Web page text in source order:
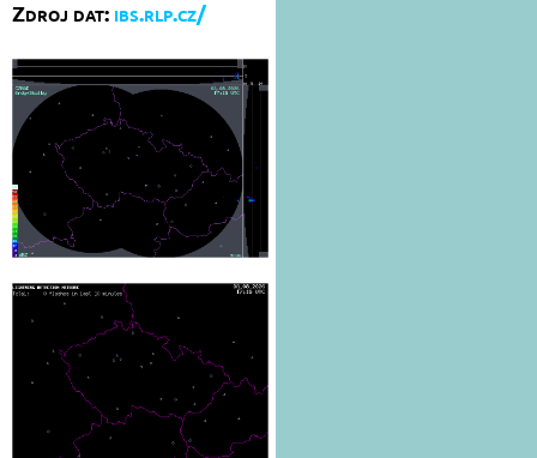
Zdroj dat: ibs.rlp.cz/